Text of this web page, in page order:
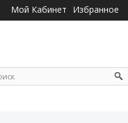
Мой Кабинет Избранное